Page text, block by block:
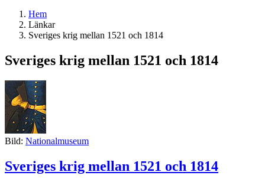
Hem
Länkar
Sveriges krig mellan 1521 och 1814
Sveriges krig mellan 1521 och 1814
Bild: Nationalmuseum
Sveriges krig mellan 1521 och 1814